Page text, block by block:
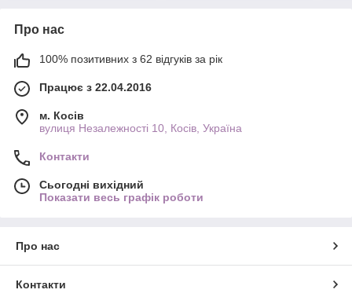
Про нас
100% позитивних з 62 відгуків за рік
Працює з 22.04.2016
м. Косів
вулиця Незалежності 10, Косів, Україна
Контакти
Сьогодні вихідний
Показати весь графік роботи
Про нас
Контакти